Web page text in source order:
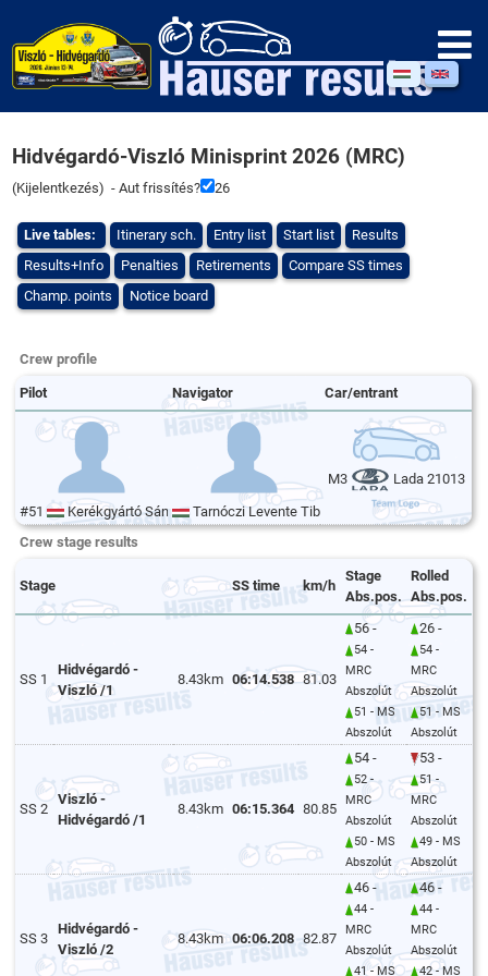
Hidvégardó-Viszló Minisprint 2026 (MRC)
(Kijelentkezés) - Aut frissítés? 26
Live tables: Itinerary sch. Entry list Start list
Results
Results+Info
Penalties Retirements
Compare SS times
Champ. points
Notice board
Crew profile
Pilot Navigator Car/entrant
#51 Kerékgyártó Sándor Tarnóczi Levente Tibor
M3 Lada 21013
Crew stage results
Stage SS time km/h
Stage
Abs.pos.
Rolled
Abs.pos.
SS 1
Hidvégardó -
Viszló /1
8.43km 06:14.538 81.03
56 -
54 -
MRC
Abszolút
51 - MS
Abszolút
26 -
54 -
MRC
Abszolút
51 - MS
Abszolút
SS 2
Viszló -
Hidvégardó /1
8.43km 06:15.364 80.85
54 -
52 -
MRC
Abszolút
50 - MS
Abszolút
53 -
51 -
MRC
Abszolút
49 - MS
Abszolút
SS 3
Hidvégardó -
Viszló /2
8.43km 06:06.208 82.87
46 -
44 -
MRC
Abszolút
41 - MS
46 -
44 -
MRC
Abszolút
42 - MS